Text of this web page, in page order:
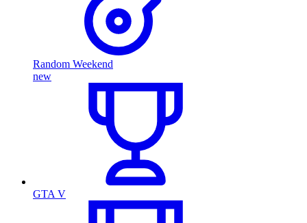
Random Weekend
new
GTA V